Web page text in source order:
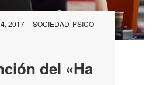
2017 SOCIEDAD PSICO
del «Ha